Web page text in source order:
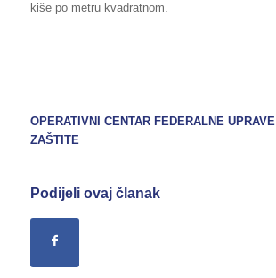
kiše po metru kvadratnom.
OPERATIVNI CENTAR FEDERALNE UPRAVE
ZAŠTITE
Podijeli ovaj članak